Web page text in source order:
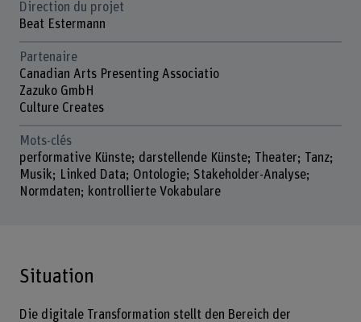
Direction du projet
Beat Estermann
Partenaire
Canadian Arts Presenting Associatio
Zazuko GmbH
Culture Creates
Mots-clés
performative Künste; darstellende Künste; Theater; Tanz;
Musik; Linked Data; Ontologie; Stakeholder-Analyse;
Normdaten; kontrollierte Vokabulare
Situation
Die digitale Transformation stellt den Bereich der